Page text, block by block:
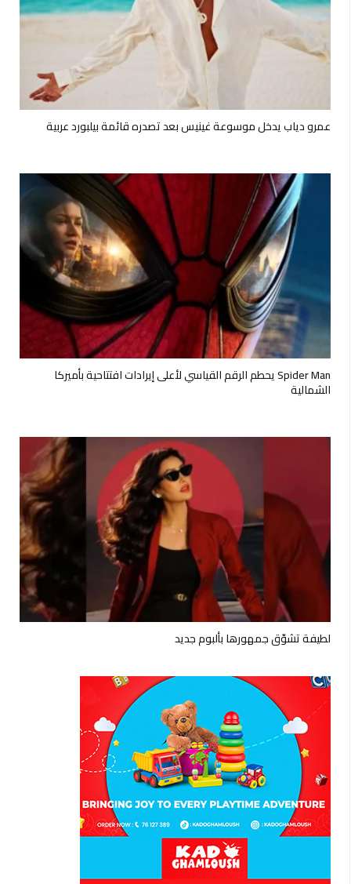
عمرو دياب يدخل موسوعة غينيس بعد تصدره قائمة بيلبورد عربية
Spider Man يحطم الرقم القياسي لأعلى إيرادات افتتاحية بأميركا
الشمالية
لطيفة تشوّق جمهورها بألبوم جديد